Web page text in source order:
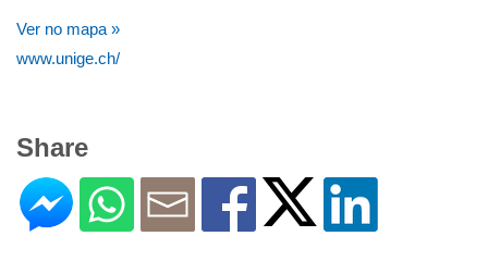
Ver no mapa »
www.unige.ch/
Share